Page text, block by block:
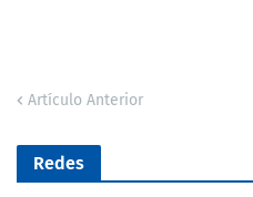
Artículo Anterior
Redes